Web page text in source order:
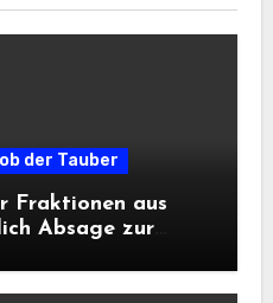
der Tauber
Fraktionen aus
Absage zur